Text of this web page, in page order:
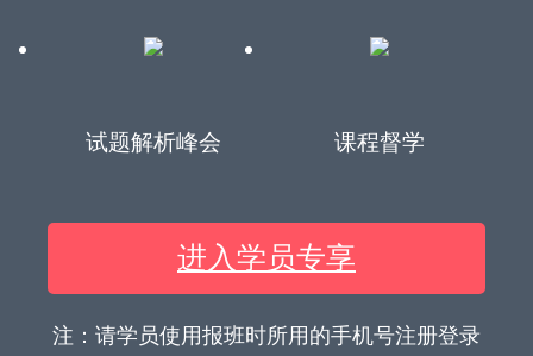
试题解析峰会 课程督学
进入学员专享
注：请学员使用报班时所用的手机号注册登录